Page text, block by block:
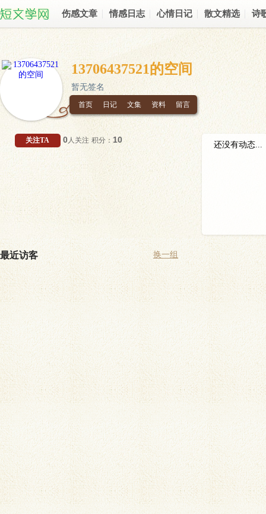
伤感文章 情感日志 心情日记 散文精选 诗
13706437521的空间
暂无签名
首页 日记 文集 资料 留言
关注TA 0人关注 积分： 10
最近访客 换一组
还没有动态...